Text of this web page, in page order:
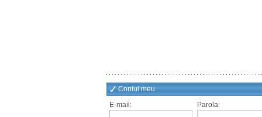
Contul meu
E-mail:
Parola: